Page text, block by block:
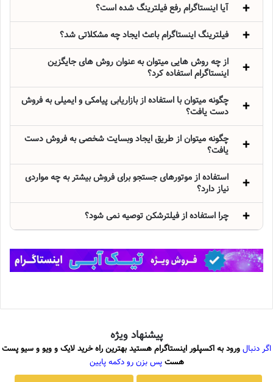
آیا اینستاگرام رفع فیلترینگ شده است؟
فیلترینگ اینستاگرام باعث ایجاد چه مشکلاتی شد؟
از چه روش هایی میتوان به عنوان روش های جایگزین
اینستاگرام استفاده کرد؟
چگونه میتوان با استفاده از بازاریابی پیامکی و ایمیلی به فروش
دست یافت؟
چگونه میتوان از طریق ایجاد وبسایت شخصی به فروش دست
یافت؟
استفاده از موتورهای جستجو برای فروش بیشتر به چه مواردی
نیاز دارد؟
چرا استفاده از فیلترشکن توصیه نمی شود؟
پیشنهاد ویژه
اگر دنبالورود به اکسپلور اینستاگرام هستید بهترین راه خرید لایک و ویو و سیو پست
هستپس بزن رو دکمه پایین